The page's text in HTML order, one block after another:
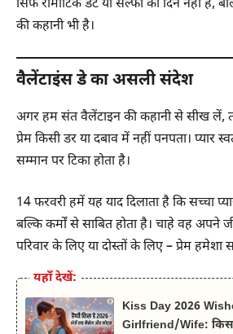
सिर्फ रोमांटिक डेट या सेल्फी का दिन नहीं है,
की कहानी भी है।
वैलेंटाइंस डे का असली संदेश
अगर हम संत वैलेंटाइन की कहानी से सीख लें,
प्रेम किसी डर या दबाव में नहीं पनपता। प्यार
सम्मान पर टिका होता है।
14 फरवरी हमें यह याद दिलाता है कि सच्चा
बल्कि कर्मों से साबित होता है। चाहे वह अपने
परिवार के लिए या दोस्तों के लिए – प्रेम हमेशा
यहाँ देखें:
Kiss Day 2026
Girlfriend/Wife: किस